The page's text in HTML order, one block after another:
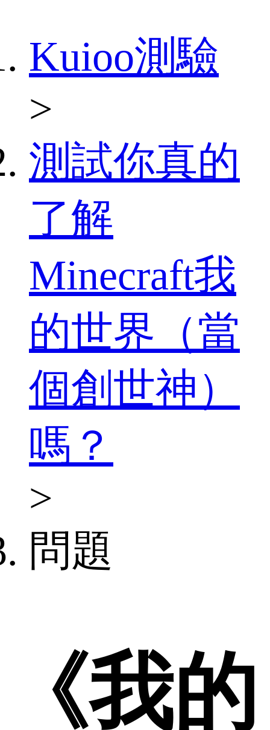
Kuioo測驗
>
測試你真的
了解
Minecraft我
的世界（當
個創世神）
嗎？
>
問題
《我的